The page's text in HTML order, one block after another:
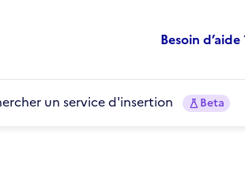
Besoin d’aide
un service d'insertion Beta